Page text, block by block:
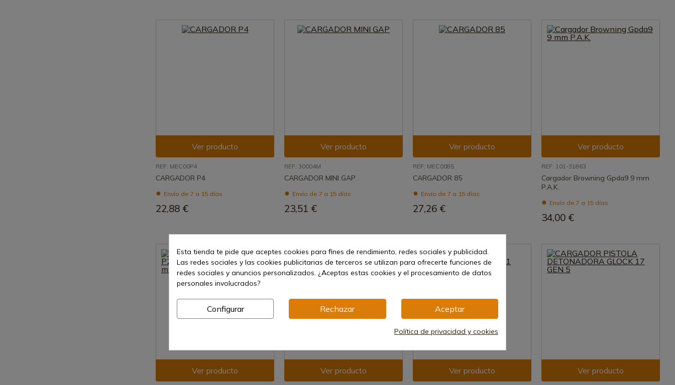
Ver producto
REF: MEC00P4
CARGADOR P4
Envío de 7 a 15 días
22,88 €
Ver producto
REF: 30004M
CARGADOR MINI GAP
Envío de 7 a 15 días
23,51 €
Ver producto
REF: MEC0085
CARGADOR 85
Envío de 7 a 15 días
27,26 €
Ver producto
REF: 101-31863
Cargador Browning Gpda9 9 mm
P.A.K.
Envío de 7 a 15 días
34,00 €
Ver producto Ver producto Ver producto Ver producto
Esta tienda te pide que aceptes cookies para fines de rendimiento, redes sociales y publicidad.
Las redes sociales y las cookies publicitarias de terceros se utilizan para ofrecerte funciones de
redes sociales y anuncios personalizados. ¿Aceptas estas cookies y el procesamiento de datos
personales involucrados?
Configurar Rechazar Aceptar
Política de privacidad y cookies